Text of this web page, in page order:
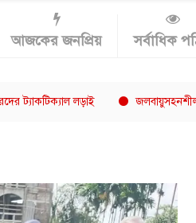
আজকের জনপ্রিয় সর্বাধিক
লড়াই জলবায়ুসহনশীল